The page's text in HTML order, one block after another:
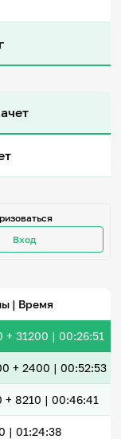
Вход
| Время
+ 31200 | 00:26:51
+ 2400 | 00:52:53
+ 8210 | 00:46:41
| 01:24:38